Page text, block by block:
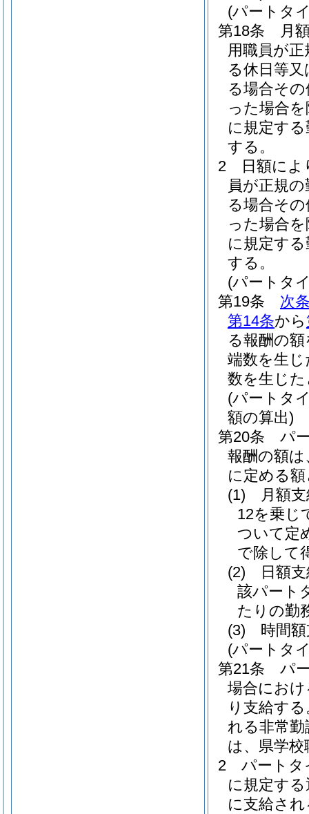
(パートタ
第18条
月
用職員が
る休日等
る場合そ
った場合
に規定す
する。
2
日額に
員が正規
る場合そ
った場合
に規定す
する。
(パートタ
第19条
次
第14条から
る報酬の
端数を生
数を生じ
(パートタ
額の算出)
第20条
パ
報酬の額は
に定める
(1)
月額
12を乗じ
ついて定
で除して
(2)
日額
該パート
たりの勤
(3)
時間
(パートタ
第21条
パ
場合にお
り支給する
れる非常勤
は、県学
2
パートタ
に規定す
に支給さ